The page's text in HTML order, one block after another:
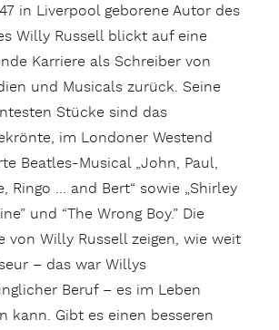
in Liverpool geborene Autor des
Willy Russell blickt auf eine
Karriere als Schreiber von
und Musicals zurück. Seine
Stücke sind das
im Londoner Westend
Beatles-Musical „John, Paul,
Ringo … and Bert“ sowie „Shirley
und “The Wrong Boy.” Die
von Willy Russell zeigen, wie weit
– das war Willys
Beruf – es im Leben
kann. Gibt es einen besseren